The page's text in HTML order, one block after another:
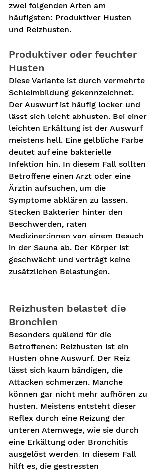
zwei folgenden Arten am
häufigsten: Produktiver Husten
und Reizhusten.
Produktiver oder feuchter
Husten
Diese Variante ist durch vermehrte
Schleimbildung gekennzeichnet.
Der Auswurf ist häufig locker und
lässt sich leicht abhusten. Bei einer
leichten Erkältung ist der Auswurf
meistens hell. Eine gelbliche Farbe
deutet auf eine bakterielle
Infektion hin. In diesem Fall sollten
Betroffene einen Arzt oder eine
Ärztin aufsuchen, um die
Symptome abklären zu lassen.
Stecken Bakterien hinter den
Beschwerden, raten
Mediziner:innen von einem Besuch
in der Sauna ab. Der Körper ist
geschwächt und verträgt keine
zusätzlichen Belastungen.
Reizhusten belastet die
Bronchien
Besonders quälend für die
Betroffenen: Reizhusten ist ein
Husten ohne Auswurf. Der Reiz
lässt sich kaum bändigen, die
Attacken schmerzen. Manche
können gar nicht mehr aufhören zu
husten. Meistens entsteht dieser
Reflex durch eine Reizung der
unteren Atemwege, wie sie durch
eine Erkältung oder Bronchitis
ausgelöst werden. In diesem Fall
hilft es, die gestressten